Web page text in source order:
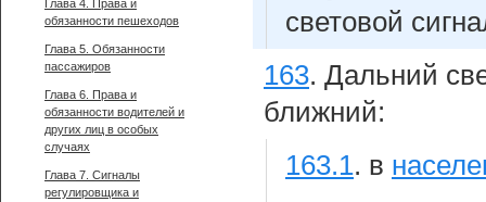
световой
163. Дальний
ближний:
163.1. в
Глава 4. Права и
обязанности пешеходов
Глава 5. Обязанности
пассажиров
Глава 6. Права и
обязанности водителей и
других лиц в особых
случаях
Глава 7. Сигналы
регулировщика и